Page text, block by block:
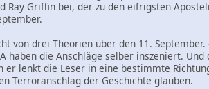
Ray Griffin bei, der zu den eifrigsten
von drei Theorien über den 11.
haben die Anschläge selber inszeniert.
lenkt die Leser in eine bestimmte
Terroranschlag der Geschichte glauben.